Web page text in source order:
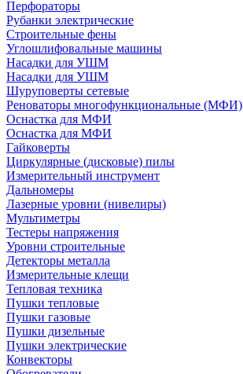
Перфораторы
Рубанки электрические
Строительные фены
Углошлифовальные машины
Насадки для УШМ
Насадки для УШМ
Шуруповерты сетевые
Реноваторы многофункциональные (МФИ)
Оснастка для МФИ
Оснастка для МФИ
Гайковерты
Циркулярные (дисковые) пилы
Измерительный инструмент
Дальномеры
Лазерные уровни (нивелиры)
Мультиметры
Тестеры напряжения
Уровни строительные
Детекторы металла
Измерительные клещи
Тепловая техника
Пушки тепловые
Пушки газовые
Пушки дизельные
Пушки электрические
Конвекторы